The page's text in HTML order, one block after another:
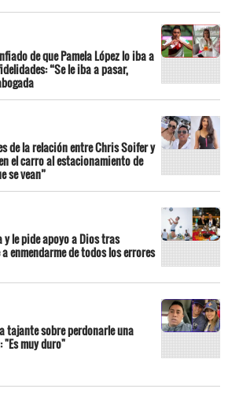
de que Pamela López lo iba a
“Se le iba a pasar,
de la relación entre Chris Soifer y
el carro al estacionamiento de
se vean”
le pide apoyo a Dios tras
enmendarme de todos los errores
tajante sobre perdonarle una
"Es muy duro"